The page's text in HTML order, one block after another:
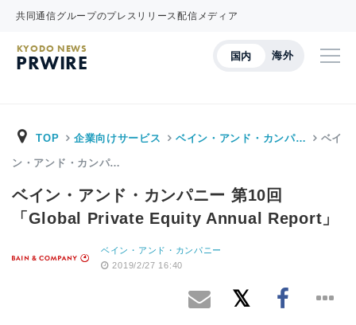
共同通信グループのプレスリリース配信メディア
国内 海外
KYODO NEWS
PRWIRE
TOP 企業向けサービス ベイン・アンド・カンパ… ベイ
ン・アンド・カンパ…
ベイン・アンド・カンパニー 第10回
「Global Private Equity Annual Report」
ベイン・アンド・カンパニー
2019/2/27 16:40